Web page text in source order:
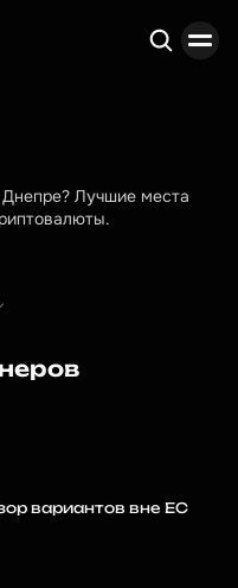
Лучшие места
вариантов вне ЕС